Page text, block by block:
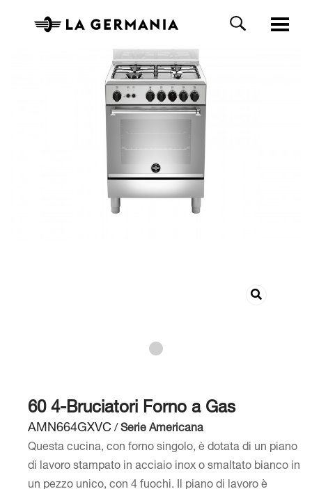
60 4-Bruciatori Forno a Gas
AMN664GXVC/Serie Americana
Questa cucina, con forno singolo, è dotata di un piano
di lavoro stampato in acciaio inox o smaltato bianco in
un pezzo unico, con 4 fuochi. Il piano di lavoro è